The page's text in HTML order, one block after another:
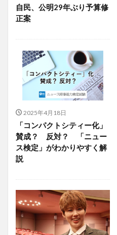
自民、公明29年ぶり予算修
正案
2025年4月18日
「コンパクトシティー化」
賛成？ 反対？ 「ニュー
ス検定」がわかりやすく解
説